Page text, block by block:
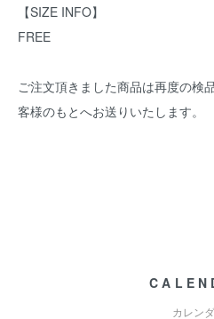
【SIZE INFO】
FREE
ご注文頂きました商品は再度の検
客様のもとへお送りいたします。
カレン